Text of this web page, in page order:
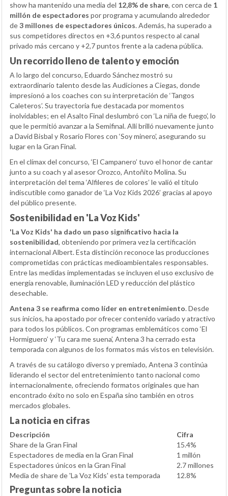
show ha mantenido una media del 12,8% de share, con cerca de 1
millón de espectadores por programa y acumulando alrededor
de3 millones de espectadores únicos. Además, ha superado a
sus competidores directos en +3,6 puntos respecto al canal
privado más cercano y +2,7 puntos frente a la cadena pública.
Un recorrido lleno de talento y emoción
A lo largo del concurso, Eduardo Sánchez mostró su
extraordinario talento desde las Audiciones a Ciegas, donde
impresionó a los coaches con su interpretación de ‘Tangos
Caleteros’. Su trayectoria fue destacada por momentos
inolvidables; en el Asalto Final deslumbró con ‘La niña de fuego’, lo
que le permitió avanzar a la Semifinal. Allí brilló nuevamente junto
a David Bisbal y Rosario Flores con ‘Soy minero’, asegurando su
lugar en la Gran Final.
En el clímax del concurso, ‘El Campanero’ tuvo el honor de cantar
junto a su coach y al asesor Orozco, Antoñito Molina. Su
interpretación del tema ‘Alfileres de colores’ le valió el título
indiscutible como ganador de ‘La Voz Kids 2026’ gracias al apoyo
del público presente.
Sostenibilidad en 'La Voz Kids'
'La Voz Kids' ha dado un paso significativo hacia la
sostenibilidad, obteniendo por primera vez la certificación
internacional Albert. Esta distinción reconoce las producciones
comprometidas con prácticas medioambientales responsables.
Entre las medidas implementadas se incluyen el uso exclusivo de
energía renovable, iluminación LED y reducción del plástico
desechable.
Antena 3 se reafirma como líder en entretenimiento. Desde
sus inicios, ha apostado por ofrecer contenido variado y atractivo
para todos los públicos. Con programas emblemáticos como ‘El
Hormiguero’ y ‘Tu cara me suena’, Antena 3 ha cerrado esta
temporada con algunos de los formatos más vistos en televisión.
A través de su catálogo diverso y premiado, Antena 3 continúa
liderando el sector del entretenimiento tanto nacional como
internacionalmente, ofreciendo formatos originales que han
encontrado éxito no solo en España sino también en otros
mercados globales.
La noticia en cifras
Descripción
Cifra
Share de la Gran Final
15.4%
Espectadores de media en la Gran Final
1 millón
Espectadores únicos en la Gran Final
2.7 millones
Media de share de 'La Voz Kids' esta temporada
12.8%
Preguntas sobre la noticia